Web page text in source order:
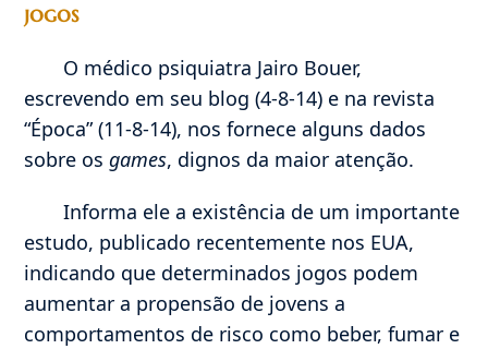
jogos
O médico psiquiatra Jairo Bouer,
escrevendo em seu blog (4-8-14) e na revista
“Época” (11-8-14), nos fornece alguns dados
sobre osgames, dignos da maior atenção.
Informa ele a existência de um importante
estudo, publicado recentemente nos EUA,
indicando que determinados jogos podem
aumentar a propensão de jovens a
comportamentos de risco como beber, fumar e